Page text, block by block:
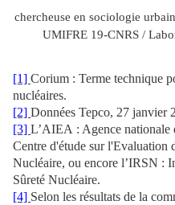
chercheuse en sociologie
UMIFRE 19-CNRS /
[1] Corium : Terme technique
nucléaires.
[2] Données Tepco, 27 janvier
[3] L’AIEA : Agence nationale
Centre d'étude sur l'Evaluation
Nucléaire, ou encore l’IRSN :
Sûreté Nucléaire.
[4] Selon les résultats de la